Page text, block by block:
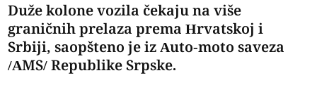
Duže kolone vozila čekaju na više
graničnih prelaza prema Hrvatskoj i
Srbiji, saopšteno je iz Auto-moto saveza
/AMS/ Republike Srpske.